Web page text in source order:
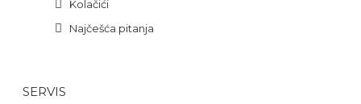
Kolačići
Najčešća pitanja
SERVIS